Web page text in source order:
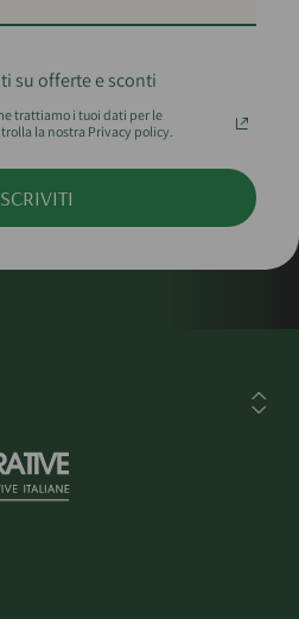
su offerte e sconti
trattiamo i tuoi dati per le
la nostra Privacy policy.